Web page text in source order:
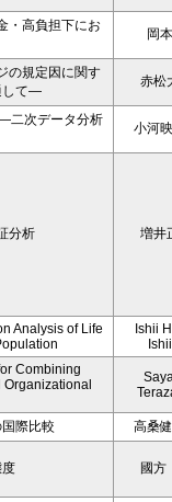
・高負担下にお
岡
の規定因に関す
して―
赤松
二次データ分析
小河
分析 増井
Analysis of Life
Ishii
Combining
Organizational
際比較 高桑
國